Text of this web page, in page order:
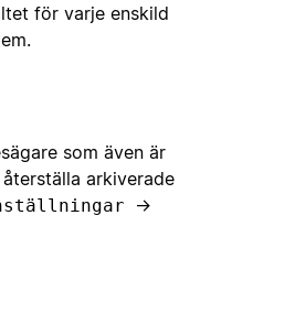
för varje enskild
som även är
arkiverade
→